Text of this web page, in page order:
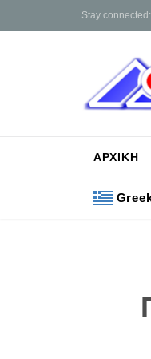
Stay connected:
ΑΡΧΙΚΗ